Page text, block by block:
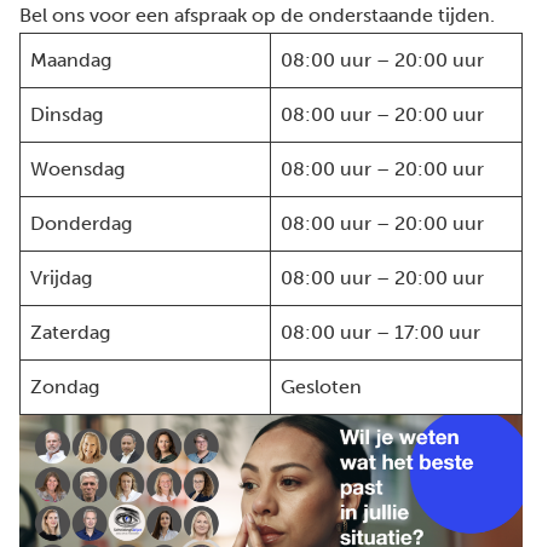
Bel ons voor een afspraak op de onderstaande tijden.
Maandag
08:00 uur – 20:00 uur
Dinsdag 08:00 uur – 20:00 uur
Woensdag 08:00 uur – 20:00 uur
Donderdag 08:00 uur – 20:00 uur
Vrijdag 08:00 uur – 20:00 uur
Zaterdag 08:00 uur – 17:00 uur
Zondag Gesloten